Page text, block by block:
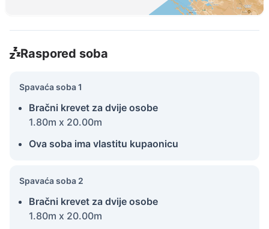
Raspored soba
Spavaća soba 1
Bračni krevet za dvije osobe
1.80m x 20.00m
Ova soba ima vlastitu kupaonicu
Spavaća soba 2
Bračni krevet za dvije osobe
1.80m x 20.00m